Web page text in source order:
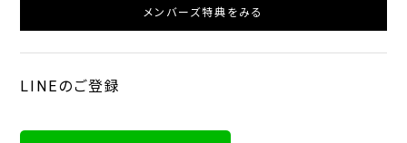
メンバーズ特典をみる
LINEのご登録